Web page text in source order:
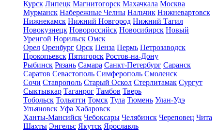
Курск Липецк Магнитогорск Махачкала Москва
Мурманск Набережные Челны Нальчик Нижневартовск
Нижнекамск Нижний Новгород Нижний Тагил
Новокузнецк Новороссийск Новосибирск Новый
Уренгой Норильск Омск
Орел Оренбург Орск Пенза Пермь Петрозаводск
Прокопьевск Пятигорск Ростов-на-Дону
Рыбинск Рязань Самара Санкт-Петербург Саранск
Саратов Севастополь Симферополь Смоленск
Сочи Ставрополь Старый Оскол Стерлитамак Сургут
Сыктывкар Таганрог Тамбов Тверь
Тобольск Тольятти Томск Тула Тюмень Улан-Удэ
Ульяновск Уфа Хабаровск
Ханты-Мансийск Чебоксары Челябинск Череповец Чита
Шахты Энгельс Якутск Ярославль